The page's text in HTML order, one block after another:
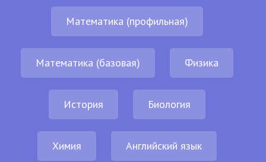
Математика (профильная)
Математика (базовая) Физика
История Биология
Химия Английский язык